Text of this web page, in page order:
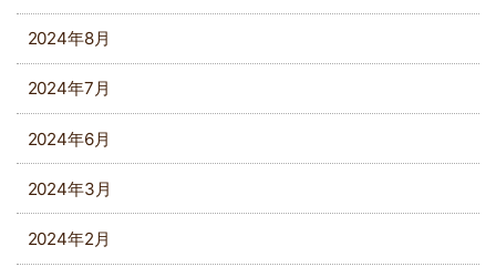
2024年8月
2024年7月
2024年6月
2024年3月
2024年2月